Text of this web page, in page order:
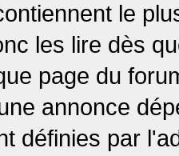
le
les lire dès
page du
annonce
définies par